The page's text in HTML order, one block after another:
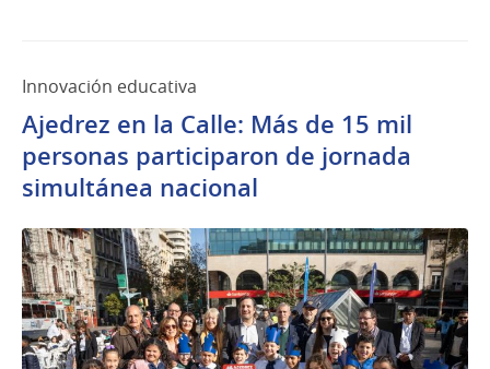
Innovación educativa
Ajedrez en la Calle: Más de 15 mil
personas participaron de jornada
simultánea nacional